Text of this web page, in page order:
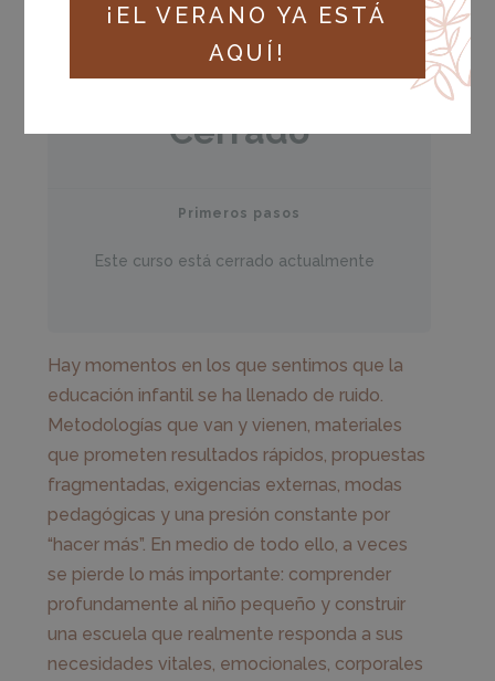
Cerrado
Primeros pasos
Este curso está cerrado actualmente
Hay momentos en los que sentimos que la
educación infantil se ha llenado de ruido.
Metodologías que van y vienen, materiales
que prometen resultados rápidos, propuestas
fragmentadas, exigencias externas, modas
pedagógicas y una presión constante por
“hacer más”. En medio de todo ello, a veces
se pierde lo más importante: comprender
profundamente al niño pequeño y construir
una escuela que realmente responda a sus
necesidades vitales, emocionales, corporales
¡EL VERANO YA ESTÁ
AQUÍ!